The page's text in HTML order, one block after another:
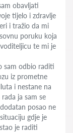
obavljati
tijelo i zdravlje
i tražio da mi
poruku koja
te mi je
sam odbio raditi
iz prometne
i nestane na
ja sam se
posao ne
gdje je
je raditi